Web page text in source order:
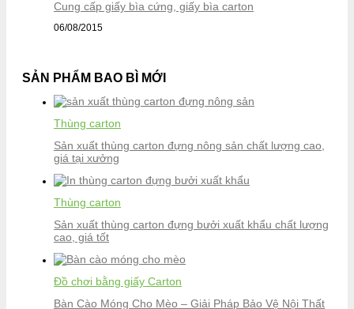
Cung cấp giấy bìa cứng, giấy bìa carton
06/08/2015
SẢN PHẨM BAO BÌ MỚI
Thùng carton
Sản xuất thùng carton đựng nông sản chất lượng cao,
giá tại xưởng
Thùng carton
Sản xuất thùng carton đựng bưởi xuất khẩu chất lượng
cao, giá tốt
Đồ chơi bằng giấy Carton
Bàn Cào Móng Cho Mèo – Giải Pháp Bảo Vệ Nội Thất